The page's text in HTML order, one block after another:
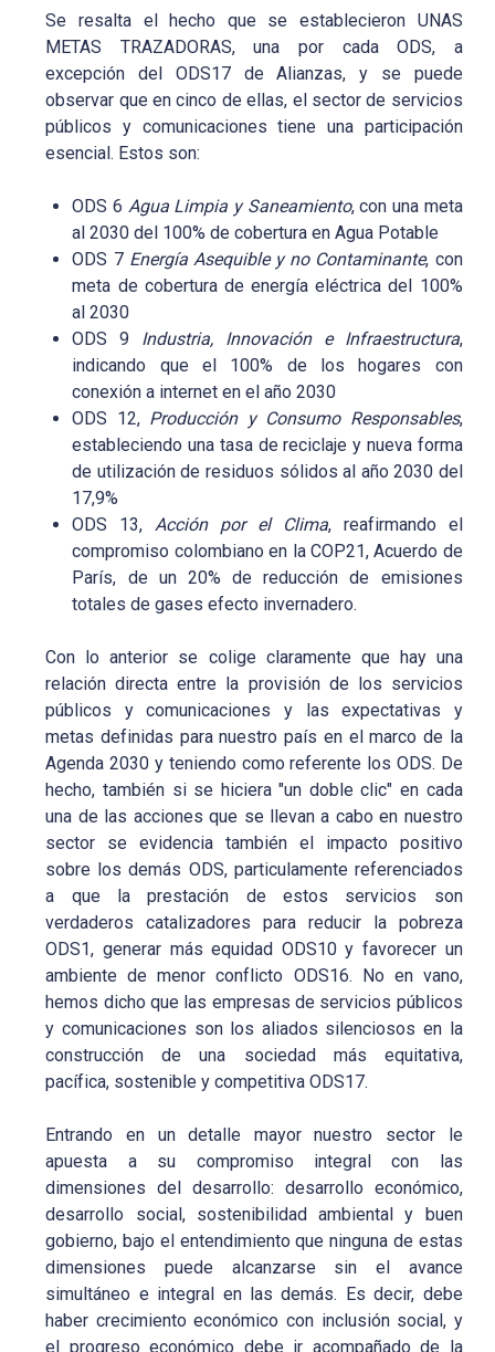
Se resalta el hecho que se establecieron UNAS
METAS TRAZADORAS, una por cada ODS, a
excepción del ODS17 de Alianzas, y se puede
observar que en cinco de ellas, el sector de servicios
públicos y comunicaciones tiene una participación
esencial. Estos son:
ODS 6 Agua Limpia y Saneamiento, con una meta
al 2030 del 100% de cobertura en Agua Potable
ODS 7 Energía Asequible y no Contaminante, con
meta de cobertura de energía eléctrica del 100%
al 2030
ODS 9 Industria, Innovación e Infraestructura,
indicando que el 100% de los hogares con
conexión a internet en el año 2030
ODS 12, Producción y Consumo Responsables,
estableciendo una tasa de reciclaje y nueva forma
de utilización de residuos sólidos al año 2030 del
17,9%
ODS 13,Acción por el Clima, reafirmando el
compromiso colombiano en la COP21, Acuerdo de
París, de un 20% de reducción de emisiones
totales de gases efecto invernadero.
Con lo anterior se colige claramente que hay una
relación directa entre la provisión de los servicios
públicos y comunicaciones y las expectativas y
metas definidas para nuestro país en el marco de la
Agenda 2030 y teniendo como referente los ODS. De
hecho, también si se hiciera "un doble clic" en cada
una de las acciones que se llevan a cabo en nuestro
sector se evidencia también el impacto positivo
sobre los demás ODS, particulamente referenciados
a que la prestación de estos servicios son
verdaderos catalizadores para reducir la pobreza
ODS1, generar más equidad ODS10 y favorecer un
ambiente de menor conflicto ODS16. No en vano,
hemos dicho que las empresas de servicios públicos
y comunicaciones son los aliados silenciosos en la
construcción de una sociedad más equitativa,
pacífica, sostenible y competitiva ODS17.
Entrando en un detalle mayor nuestro sector le
apuesta a su compromiso integral con las
dimensiones del desarrollo: desarrollo económico,
desarrollo social, sostenibilidad ambiental y buen
gobierno, bajo el entendimiento que ninguna de estas
dimensiones puede alcanzarse sin el avance
simultáneo e integral en las demás. Es decir, debe
haber crecimiento económico con inclusión social, y
el progreso económico debe ir acompañado de la